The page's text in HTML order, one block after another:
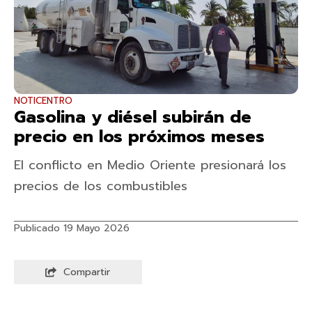
NOTICENTRO
Gasolina y diésel subirán de
precio en los próximos meses
El conflicto en Medio Oriente presionará los
precios de los combustibles
Publicado 19 Mayo 2026
Compartir